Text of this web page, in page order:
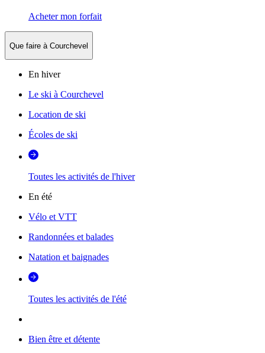
Acheter mon forfait
Que faire à Courchevel
En hiver
Le ski à Courchevel
Location de ski
Écoles de ski
Toutes les activités de l'hiver
En été
Vélo et VTT
Randonnées et balades
Natation et baignades
Toutes les activités de l'été
Bien être et détente